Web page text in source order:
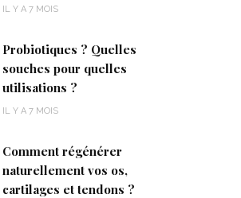
IL Y A 7 MOIS
Probiotiques ? Quelles
souches pour quelles
utilisations ?
IL Y A 7 MOIS
Comment régénérer
naturellement vos os,
cartilages et tendons ?